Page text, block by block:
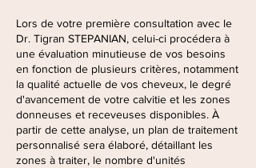
Lors de votre première consultation avec le
Dr. Tigran STEPANIAN, celui-ci procédera à
une évaluation minutieuse de vos besoins
en fonction de plusieurs critères, notamment
la qualité actuelle de vos cheveux, le degré
d'avancement de votre calvitie et les zones
donneuses et receveuses disponibles. À
partir de cette analyse, un plan de traitement
personnalisé sera élaboré, détaillant les
zones à traiter, le nombre d'unités